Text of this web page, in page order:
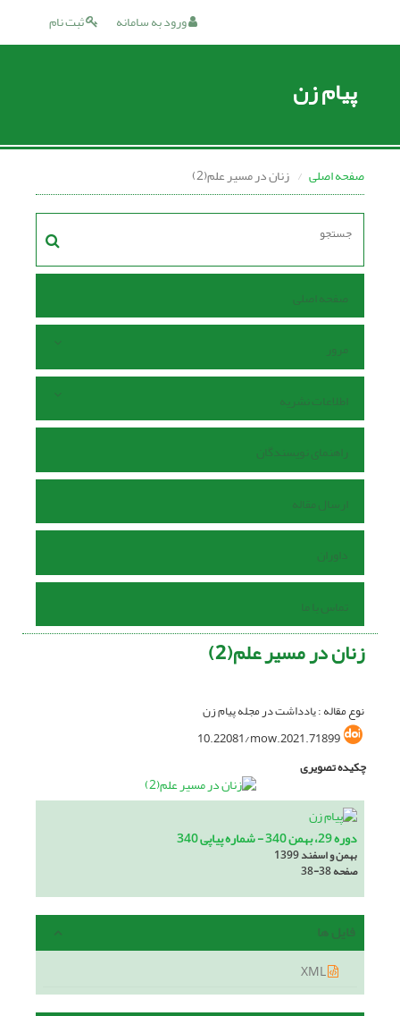
ثبت نام ورود به سامانه
پیام زن
صفحه اصلی زنان در مسیر علم(2)
صفحه اصلی
مرور
اطلاعات نشریه
راهنمای نویسندگان
ارسال مقاله
داوران
تماس با ما
زنان در مسیر علم(2)
نوع مقاله : یادداشت در مجله پیام زن
10.22081/mow.2021.71899
چکیده تصویری
دوره 29، بهمن 340 - شماره پیاپی 340
بهمن و اسفند 1399
صفحه38-38
فایل ها